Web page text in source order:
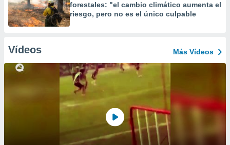
forestales: "el cambio climático aumenta el
riesgo, pero no es el único culpable
Vídeos Más Vídeos